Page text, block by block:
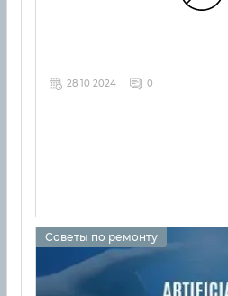
28 10 2024 0
Советы по ремонту